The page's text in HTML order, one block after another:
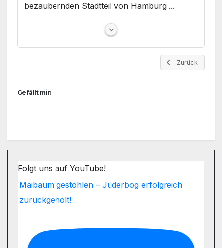
bezaubernden Stadtteil von Hamburg ...
Zurück
Gefällt mir:
Folgt uns auf YouTube!
Maibaum gestohlen – Jüderbog erfolgreich
zurückgeholt!